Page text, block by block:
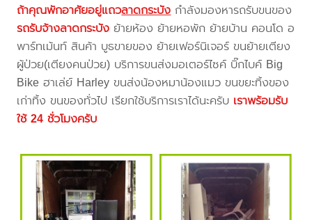
ถ้าคุณพักอาศัยอยู่แถวลาดกระบัง กำลังมองหารถรับขนของ
รถรับจ้างลาดกระบัง ย้ายห้อง ย้ายหอพัก ย้ายบ้าน คอนโด อ
พาร์ทเม้นท์ สินค้า บูธขายของ ย้ายเฟอร์นิเจอร์ ขนย้ายเตียง
ผู้ป่วย(เตียงคนป่วย) บริการขนส่งมอเตอร์ไซค์ บิ๊กไบค์ Big
Bike ฮาเล่ย์ Harley ขนส่งน้องหมาน้องแมว ขนขยะทิ้งของ
เก่าทิ้ง ขนของทั่วไป เรียกใช้บริการเราได้นะครับ เราพร้อมรับ
ใช้ 24 ชั่วโมงครับ